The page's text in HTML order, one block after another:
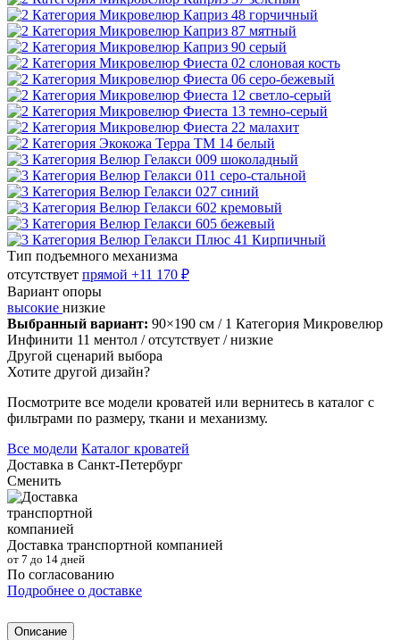
Тип подъемного механизма
отсутствует прямой +11 170 ₽
Вариант опоры
высокие низкие
Выбранный вариант: 90×190 см / 1 Категория Микровелюр
Инфинити 11 ментол / отсутствует / низкие
Другой сценарий выбора
Хотите другой дизайн?
Посмотрите все модели кроватей или вернитесь в каталог с
фильтрами по размеру, ткани и механизму.
Все модели Каталог кроватей
Доставка в Санкт-Петербург
Сменить
Доставка транспортной компанией
от 7 до 14 дней
По согласованию
Подробнее о доставке
Описание